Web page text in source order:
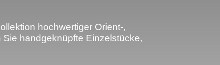
hochwertiger Orient-,
handgeknüpfte Einzelstücke,